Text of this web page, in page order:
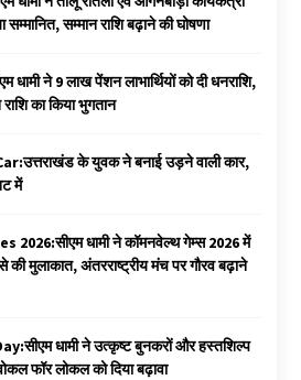
सम्मान राशि बढ़ाने की घोषणा
ने 9 लाख पेंशन लाभार्थियों को दी धनराशि, ₹
का किया भुगतान
के युवक ने बनाई उड़ने वाली कार,
में
धामी ने कॉमनवेल्थ गेम्स 2026 में
मुलाकात, अंतरराष्ट्रीय मंच पर गौरव बढ़ाने
धामी ने उत्कृष्ट बुनकरों और हस्तशिल्प
फॉर लोकल को दिया बढ़ावा